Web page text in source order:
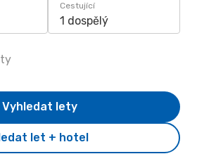
Cestující
1 dospělý
let + hotel
Vyhledat lety